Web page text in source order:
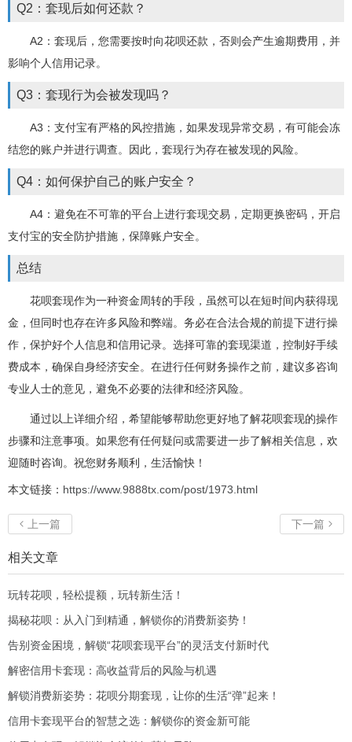
Q2：套现后如何还款？
A2：套现后，您需要按时向花呗还款，否则会产生逾期费用，并
影响个人信用记录。
Q3：套现行为会被发现吗？
A3：支付宝有严格的风控措施，如果发现异常交易，有可能会冻
结您的账户并进行调查。因此，套现行为存在被发现的风险。
Q4：如何保护自己的账户安全？
A4：避免在不可靠的平台上进行套现交易，定期更换密码，开启
支付宝的安全防护措施，保障账户安全。
总结
花呗套现作为一种资金周转的手段，虽然可以在短时间内获得现
金，但同时也存在许多风险和弊端。务必在合法合规的前提下进行操
作，保护好个人信息和信用记录。选择可靠的套现渠道，控制好手续
费成本，确保自身经济安全。在进行任何财务操作之前，建议多咨询
专业人士的意见，避免不必要的法律和经济风险。
通过以上详细介绍，希望能够帮助您更好地了解花呗套现的操作
步骤和注意事项。如果您有任何疑问或需要进一步了解相关信息，欢
迎随时咨询。祝您财务顺利，生活愉快！
本文链接： https://www.9888tx.com/post/1973.html
 上一篇 下一篇 
相关文章
玩转花呗，轻松提额，玩转新生活！
揭秘花呗：从入门到精通，解锁你的消费新姿势！
告别资金困境，解锁“花呗套现平台”的灵活支付新时代
解密信用卡套现：高收益背后的风险与机遇
解锁消费新姿势：花呗分期套现，让你的生活“弹”起来！
信用卡套现平台的智慧之选：解锁你的资金新可能